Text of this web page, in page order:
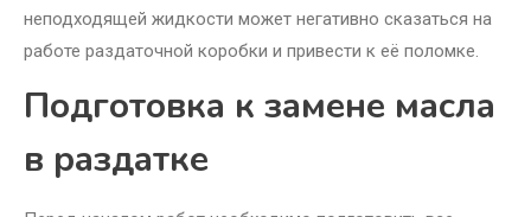
неподходящей жидкости может негативно сказаться на
работе раздаточной коробки и привести к её поломке.
Подготовка к замене масла
в раздатке